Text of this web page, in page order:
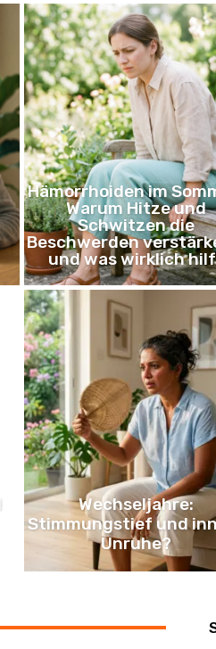
Hämorrhoiden im
Warum Hitze und
Schwitzen die
Beschwerden
und was wirklich
Wechseljahre:
Stimmungstief und
Unruhe?